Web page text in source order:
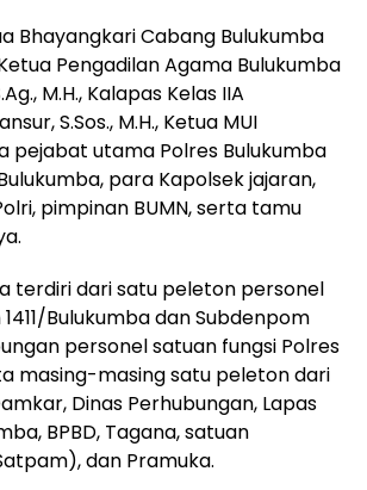
Bhayangkari Cabang Bulukumba
Pengadilan Agama Bulukumba
M.H., Kalapas Kelas IIA
S.Sos., M.H., Ketua MUI
pejabat utama Polres Bulukumba
para Kapolsek jajaran,
pimpinan BUMN, serta tamu
terdiri dari satu peleton personel
Bulukumba dan Subdenpom
personel satuan fungsi Polres
masing-masing satu peleton dari
Dinas Perhubungan, Lapas
BPBD, Tagana, satuan
dan Pramuka.